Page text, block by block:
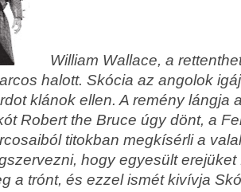
William Wallace, a
halott. Skócia az angolok
klánok ellen. A remény lángja
Robert the Bruce úgy dönt, a
titokban megkísérli a
hogy egyesült
a trónt, és ezzel ismét kivívja